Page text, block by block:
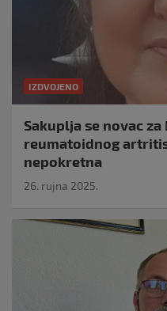
IZDVOJENO
Sakuplja se novac
reumatoidnog
nepokretna
26. rujna 2025.